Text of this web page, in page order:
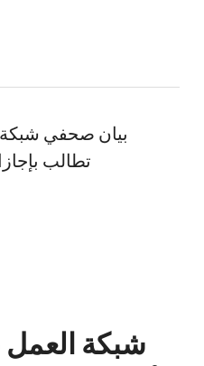
بيان صحفي شبكة
تطالب
شبكة العمل